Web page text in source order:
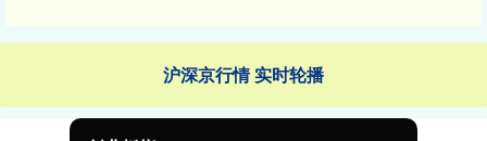
沪深京行情 实时轮播